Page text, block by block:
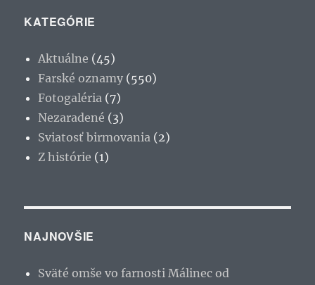
KATEGÓRIE
Aktuálne (45)
Farské oznamy (550)
Fotogaléria (7)
Nezaradené (3)
Sviatosť birmovania (2)
Z histórie (1)
NAJNOVŠIE
Sväté omše vo farnosti Málinec od